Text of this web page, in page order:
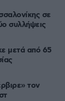
σε
συλλήψεις
μετά από 65
τον